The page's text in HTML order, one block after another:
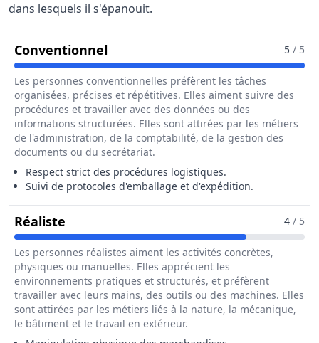
dans lesquels il s'épanouit.
ConventionnelPour Le Métier De Préparateur /
5 / 5
Les personnes conventionnelles préfèrent les tâches
organisées, précises et répétitives. Elles aiment suivre des
procédures et travailler avec des données ou des
informations structurées. Elles sont attirées par les métiers
de l'administration, de la comptabilité, de la gestion des
documents ou du secrétariat.
Respect strict des procédures logistiques.
Suivi de protocoles d'emballage et d'expédition.
Réaliste Pour Le Métier De Préparateur / 4 / 5
Les personnes réalistes aiment les activités concrètes,
physiques ou manuelles. Elles apprécient les
environnements pratiques et structurés, et préfèrent
travailler avec leurs mains, des outils ou des machines. Elles
sont attirées par les métiers liés à la nature, la mécanique,
le bâtiment et le travail en extérieur.